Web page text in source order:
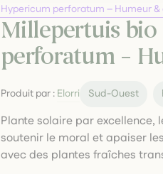
perforatum – Humeur
Millepertuis bio
perforatum –
Produit par : Elorri Sud-Ouest
Plante solaire par
soutenir le moral et apaiser
avec des plantes fraîches